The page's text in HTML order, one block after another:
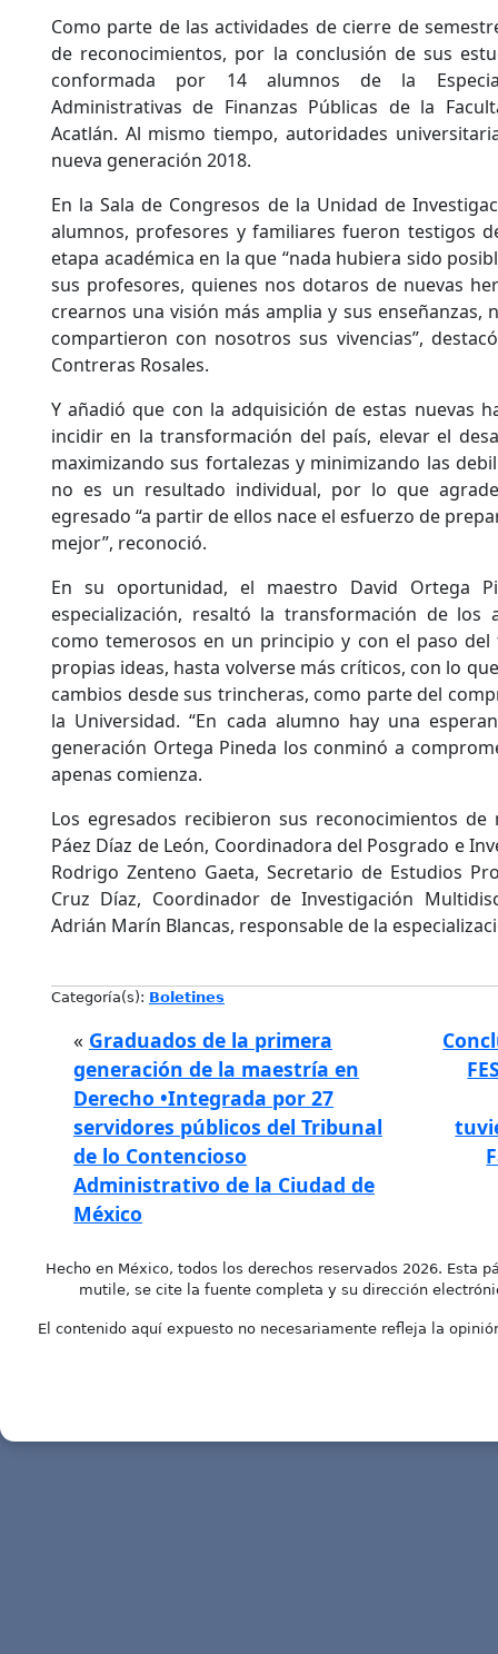
Como parte de las actividades de cierre de
de reconocimientos, por la conclusión de sus
conformada por 14 alumnos de la
Administrativas de Finanzas Públicas de la
Acatlán. Al mismo tiempo, autoridades
nueva generación 2018.
En la Sala de Congresos de la Unidad de
alumnos, profesores y familiares fueron testigos
etapa académica en la que “nada hubiera sido
sus profesores, quienes nos dotaros de nuevas
crearnos una visión más amplia y sus enseñanzas,
compartieron con nosotros sus vivencias”,
Contreras Rosales.
Y añadió que con la adquisición de estas nuevas
incidir en la transformación del país, elevar el
maximizando sus fortalezas y minimizando las
no es un resultado individual, por lo que
egresado “a partir de ellos nace el esfuerzo de
mejor”, reconoció.
En su oportunidad, el maestro David Ortega
especialización, resaltó la transformación de los
como temerosos en un principio y con el paso
propias ideas, hasta volverse más críticos, con lo
cambios desde sus trincheras, como parte del
la Universidad. “En cada alumno hay una
generación Ortega Pineda los conminó a
apenas comienza.
Los egresados recibieron sus reconocimientos
Páez Díaz de León, Coordinadora del Posgrado e
Rodrigo Zenteno Gaeta, Secretario de Estudios
Cruz Díaz, Coordinador de Investigación
Adrián Marín Blancas, responsable de la
Categoría(s): Boletines
« Graduados de la primera
generación de la maestría en
Derecho •Integrada por 27
servidores públicos del Tribunal
de lo Contencioso
Administrativo de la Ciudad de
México
Hecho en México, todos los derechos reservados 2026. Esta
mutile, se cite la fuente completa y su dirección
El contenido aquí expuesto no necesariamente refleja la